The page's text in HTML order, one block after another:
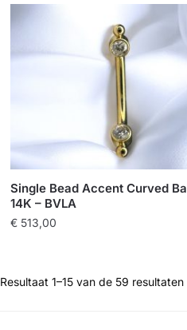
Single Bead Accent Curved
14K – BVLA
€513,00
Resultaat 1–15 van de 59